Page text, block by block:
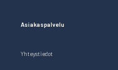
Asiakaspalvelu
Yhteystiedot